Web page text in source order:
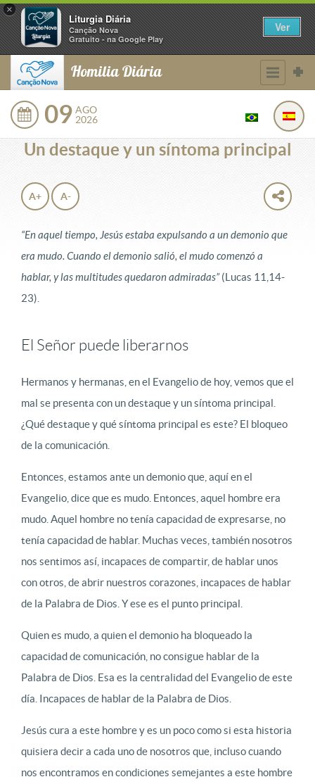
×
Liturgia Diária
Canção Nova
Gratuito - na Google Play
Ver
Homilia Diária
09 AGO
2026
Un destaque y un síntoma principal
A+ A-
“En aquel tiempo, Jesús estaba expulsando a un demonio que
era mudo. Cuando el demonio salió, el mudo comenzó a
hablar, y las multitudes quedaron admiradas”(Lucas 11,14-
23).
El Señor puede liberarnos
Hermanos y hermanas, en el Evangelio de hoy, vemos que el
mal se presenta con un destaque y un síntoma principal.
¿Qué destaque y qué síntoma principal es este? El bloqueo
de la comunicación.
Entonces, estamos ante un demonio que, aquí en el
Evangelio, dice que es mudo. Entonces, aquel hombre era
mudo. Aquel hombre no tenía capacidad de expresarse, no
tenía capacidad de hablar. Muchas veces, también nosotros
nos sentimos así, incapaces de compartir, de hablar unos
con otros, de abrir nuestros corazones, incapaces de hablar
de la Palabra de Dios. Y ese es el punto principal.
Quien es mudo, a quien el demonio ha bloqueado la
capacidad de comunicación, no consigue hablar de la
Palabra de Dios. Esa es la centralidad del Evangelio de este
día. Incapaces de hablar de la Palabra de Dios.
Jesús cura a este hombre y es un poco como si esta historia
quisiera decir a cada uno de nosotros que, incluso cuando
nos encontramos en condiciones semejantes a este hombre